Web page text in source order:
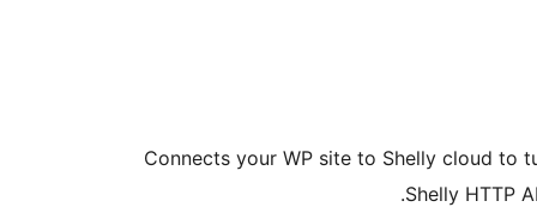
Connects your WP site to Shelly cloud to
Shelly HTTP